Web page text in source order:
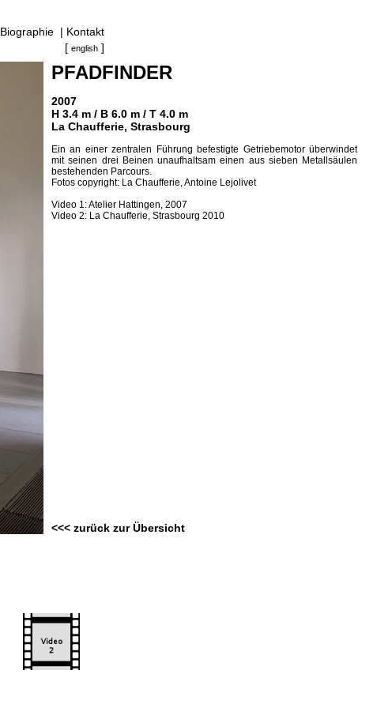
Biographie | Kontakt
[ english ]
PFADFINDER
2007
H 3.4 m / B 6.0 m / T 4.0 m
La Chaufferie, Strasbourg
Ein an einer zentralen Führung befestigte Getriebemotor überwindet
mit seinen drei Beinen unaufhaltsam einen aus sieben Metallsäulen
bestehenden Parcours.
Fotos copyright: La Chaufferie, Antoine Lejolivet
Video 1: Atelier Hattingen, 2007
Video 2: La Chaufferie, Strasbourg 2010
<<< zurück zur Übersicht